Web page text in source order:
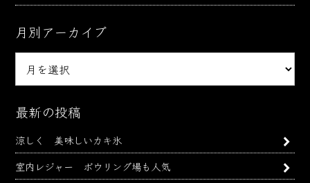
月別アーカイブ
ー
イ
ブ
最新の投稿
涼しく 美味しいカキ氷
室内レジャー ボウリング場も人気